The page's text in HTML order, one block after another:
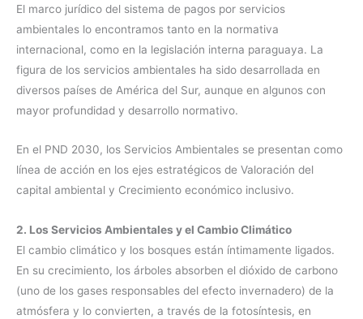
El marco jurídico del sistema de pagos por servicios
ambientales lo encontramos tanto en la normativa
internacional, como en la legislación interna paraguaya. La
figura de los servicios ambientales ha sido desarrollada en
diversos países de América del Sur, aunque en algunos con
mayor profundidad y desarrollo normativo.
En el PND 2030, los Servicios Ambientales se presentan como
línea de acción en los ejes estratégicos de Valoración del
capital ambiental y Crecimiento económico inclusivo.
2. Los Servicios Ambientales y el Cambio Climático
El cambio climático y los bosques están íntimamente ligados.
En su crecimiento, los árboles absorben el dióxido de carbono
(uno de los gases responsables del efecto invernadero) de la
atmósfera y lo convierten, a través de la fotosíntesis, en